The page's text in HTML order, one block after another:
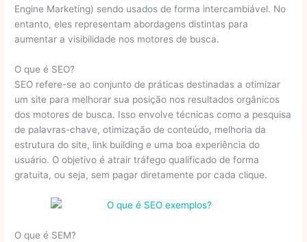
Engine Marketing) sendo usados de forma intercambiável. No
entanto, eles representam abordagens distintas para
aumentar a visibilidade nos motores de busca.
O que é SEO?
SEO refere-se ao conjunto de práticas destinadas a otimizar
um site para melhorar sua posição nos resultados orgânicos
dos motores de busca. Isso envolve técnicas como a pesquisa
de palavras-chave, otimização de conteúdo, melhoria da
estrutura do site, link building e uma boa experiência do
usuário. O objetivo é atrair tráfego qualificado de forma
gratuita, ou seja, sem pagar diretamente por cada clique.
O que é SEM?